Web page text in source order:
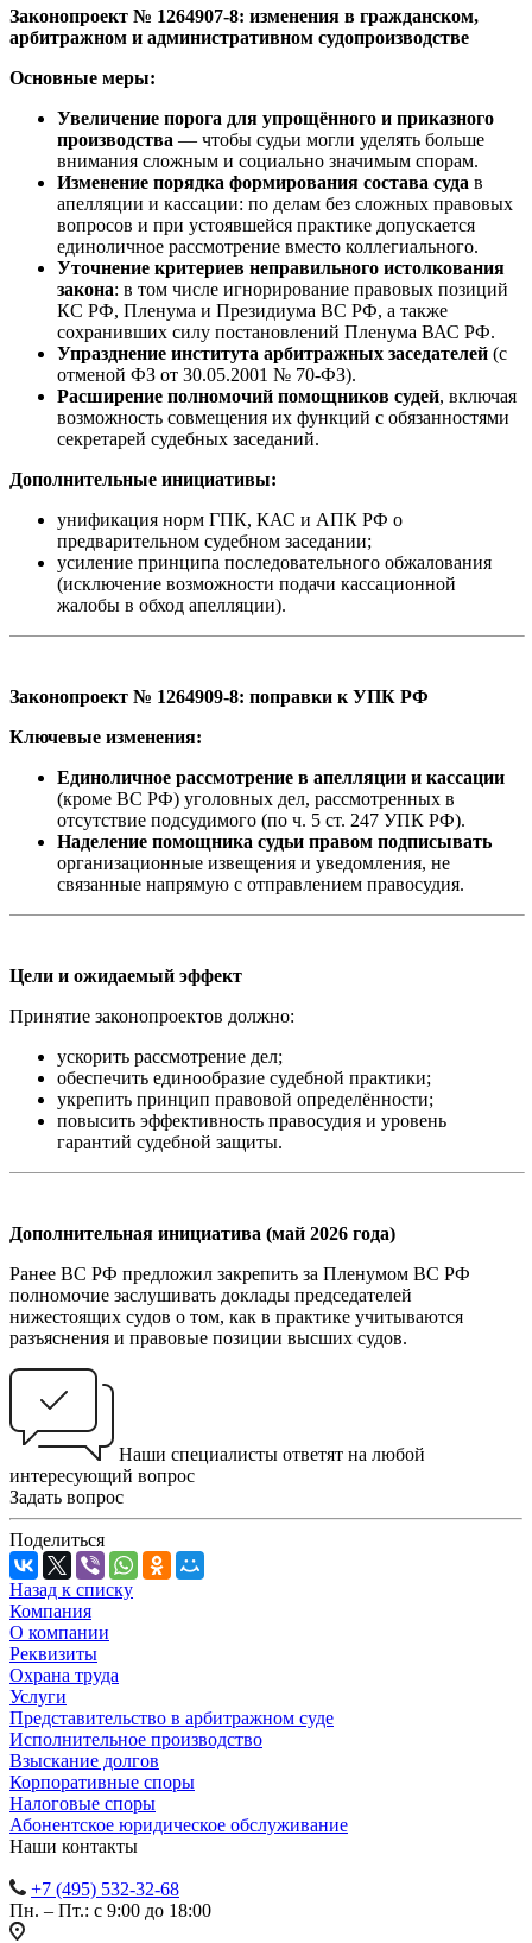
Законопроект № 1264907‑8: изменения в гражданском,
арбитражном и административном судопроизводстве
Основные меры:
Увеличение порога для упрощённого и приказного
производства — чтобы судьи могли уделять больше
внимания сложным и социально значимым спорам.
Изменение порядка формирования состава суда в
апелляции и кассации: по делам без сложных правовых
вопросов и при устоявшейся практике допускается
единоличное рассмотрение вместо коллегиального.
Уточнение критериев неправильного истолкования
закона: в том числе игнорирование правовых позиций
КС РФ, Пленума и Президиума ВС РФ, а также
сохранивших силу постановлений Пленума ВАС РФ.
Упразднение института арбитражных заседателей (с
отменой ФЗ от 30.05.2001 № 70‑ФЗ).
Расширение полномочий помощников судей, включая
возможность совмещения их функций с обязанностями
секретарей судебных заседаний.
Дополнительные инициативы:
унификация норм ГПК, КАС и АПК РФ о
предварительном судебном заседании;
усиление принципа последовательного обжалования
(исключение возможности подачи кассационной
жалобы в обход апелляции).
Законопроект № 1264909‑8: поправки к УПК РФ
Ключевые изменения:
Единоличное рассмотрение в апелляции и кассации
(кроме ВС РФ) уголовных дел, рассмотренных в
отсутствие подсудимого (по ч. 5 ст. 247 УПК РФ).
Наделение помощника судьи правом подписывать
организационные извещения и уведомления, не
связанные напрямую с отправлением правосудия.
Цели и ожидаемый эффект
Принятие законопроектов должно:
ускорить рассмотрение дел;
обеспечить единообразие судебной практики;
укрепить принцип правовой определённости;
повысить эффективность правосудия и уровень
гарантий судебной защиты.
Дополнительная инициатива (май 2026 года)
Ранее ВС РФ предложил закрепить за Пленумом ВС РФ
полномочие заслушивать доклады председателей
нижестоящих судов о том, как в практике учитываются
разъяснения и правовые позиции высших судов.
Наши специалисты ответят на любой
интересующий вопрос
Задать вопрос
Поделиться
Назад к списку
Компания
О компании
Реквизиты
Охрана труда
Услуги
Представительство в арбитражном суде
Исполнительное производство
Взыскание долгов
Корпоративные споры
Налоговые споры
Абонентское юридическое обслуживание
Наши контакты
+7 (495) 532-32-68
Пн. – Пт.: с 9:00 до 18:00